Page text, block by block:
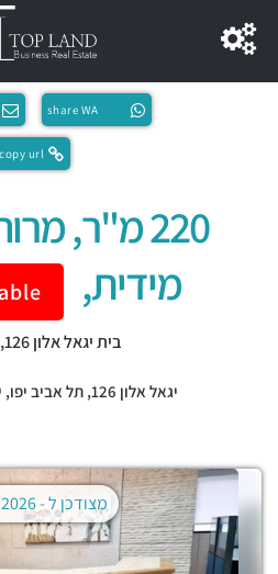
share WA
copy url
220 מ"ר,
מידית,
בית יגאל אלון 126, קומה : 2
יגאל אלון 126, תל אביב יפו,
מצודכן ל -02.08.2026